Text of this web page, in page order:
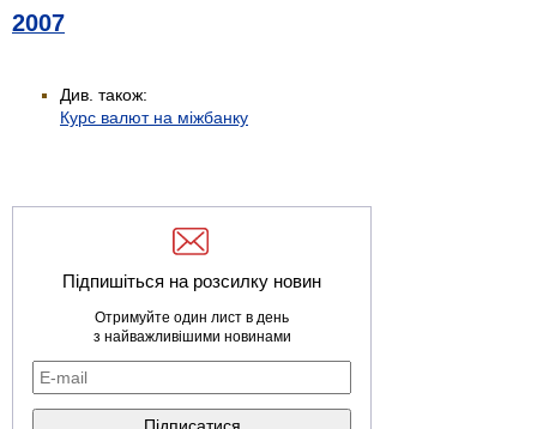
2007
Див. також:
Курс валют на міжбанку
Підпишіться на розсилку новин
Отримуйте один лист в день
з найважливішими новинами